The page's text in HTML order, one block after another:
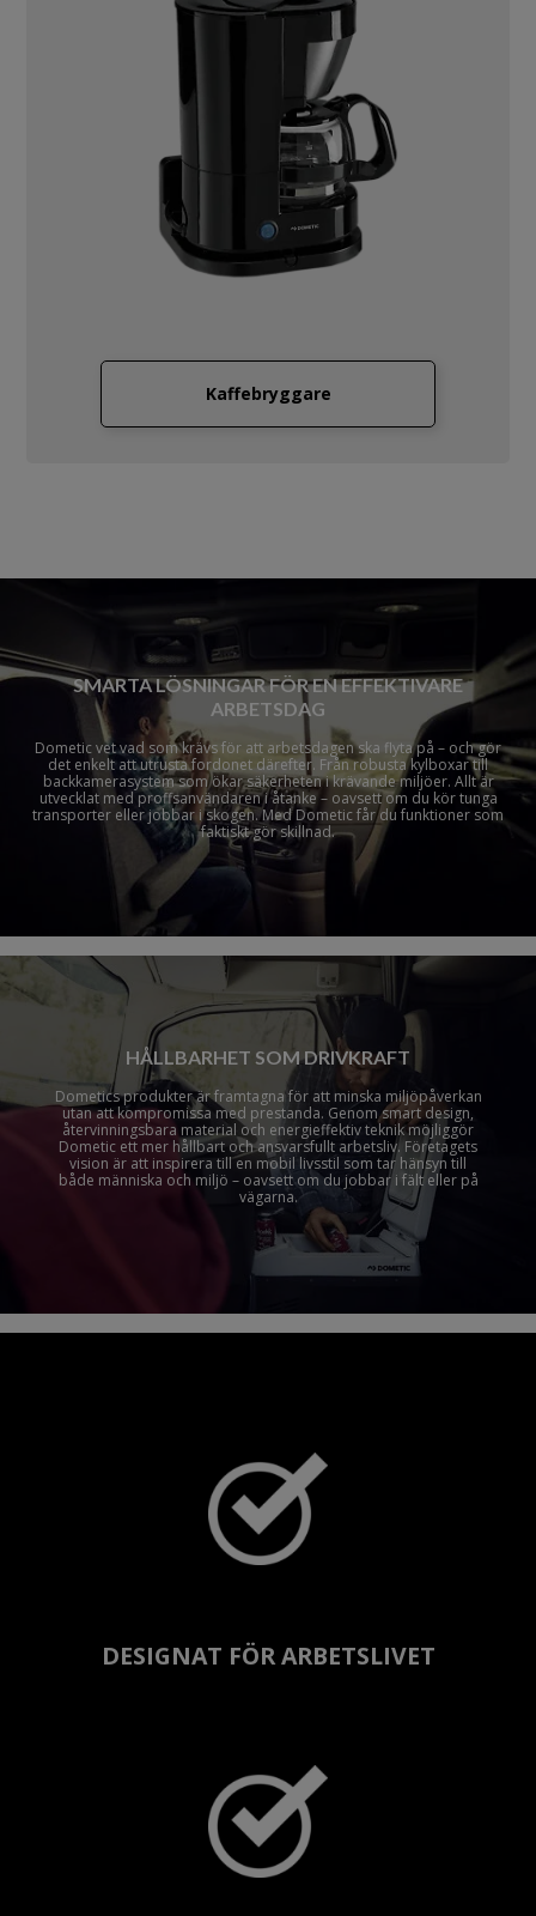
Kaffebryggare
SMARTA LÖSNINGAR FÖR EN EFFEKTIVARE
ARBETSDAG
Dometic vet vad som krävs för att arbetsdagen ska flyta på – och gör
det enkelt att utrusta fordonet därefter. Från robusta kylboxar till
backkamerasystem som ökar säkerheten i krävande miljöer. Allt är
utvecklat med proffsanvändaren i åtanke – oavsett om du kör tunga
transporter eller jobbar i skogen. Med Dometic får du funktioner som
faktiskt gör skillnad.
HÅLLBARHET SOM DRIVKRAFT
Dometics produkter är framtagna för att minska miljöpåverkan
utan att kompromissa med prestanda. Genom smart design,
återvinningsbara material och energieffektiv teknik möjliggör
Dometic ett mer hållbart och ansvarsfullt arbetsliv. Företagets
vision är att inspirera till en mobil livsstil som tar hänsyn till
både människa och miljö – oavsett om du jobbar i fält eller på
vägarna.
DESIGNAT FÖR ARBETSLIVET